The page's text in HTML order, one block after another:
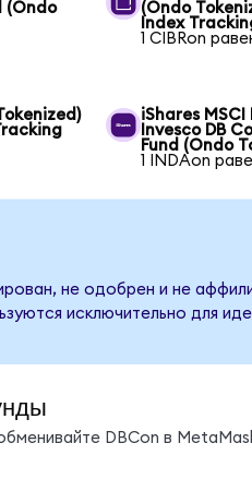
(Ondo
(Ondo
Index
1 CIBRon
iShares MSCI
Invesco DB
Fund (Ondo
1 INDAon
не одобрен и не
исключительно для
DBCon в